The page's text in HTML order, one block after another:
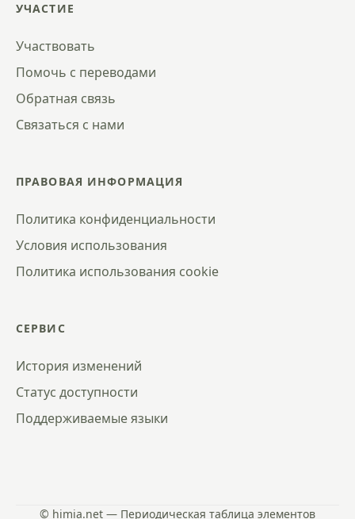
УЧАСТИЕ
Участвовать
Помочь с переводами
Обратная связь
Связаться с нами
ПРАВОВАЯ ИНФОРМАЦИЯ
Политика конфиденциальности
Условия использования
Политика использования cookie
СЕРВИС
История изменений
Статус доступности
Поддерживаемые языки
© himia.net — Периодическая таблица элементов